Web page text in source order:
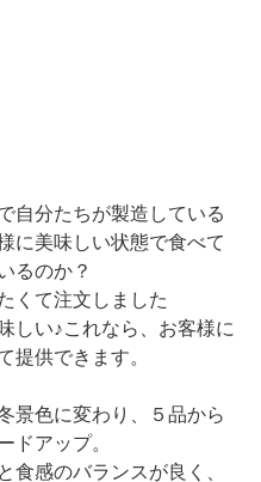
自分たちが製造している
に美味しい状態で食べて
るのか？
くて注文しました
しい♪これなら、お客様に
提供できます。
景色に変わり、５品から
ドアップ。
食感のバランスが良く、